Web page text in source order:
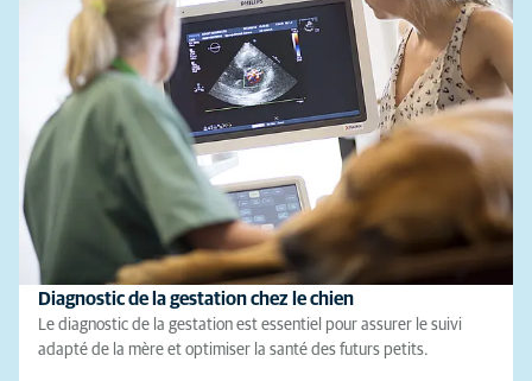
Diagnostic de la gestation chez le chien
Le diagnostic de la gestation est essentiel pour assurer le suivi
adapté de la mère et optimiser la santé des futurs petits.